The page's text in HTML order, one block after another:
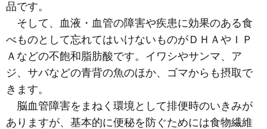
品です。
そして、血液・血管の障害や疾患に効果のある食
べものとして忘れてはいけないものがＤＨＡやＩＰ
Ａなどの不飽和脂肪酸です。イワシやサンマ、ア
ジ、サバなどの青背の魚のほか、ゴマからも摂取で
きます。
脳血管障害をまねく環境として排便時のいきみが
ありますが、基本的に便秘を防ぐためには食物繊維